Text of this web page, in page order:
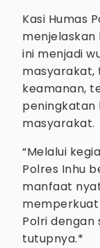
Kasi Humas
ini menjadi
masyarakat,
keamanan,
peningkatan
masyarakat.
“Melalui
Polres Inhu
manfaat
Polri dengan
tutupnya.*